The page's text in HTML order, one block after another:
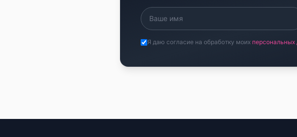
Я даю согласие на обработку моих персональных